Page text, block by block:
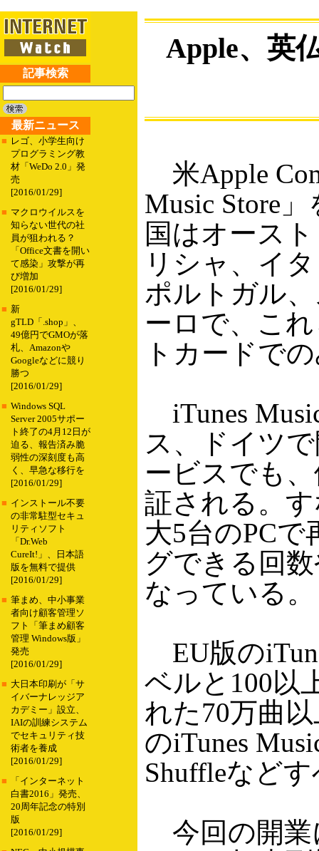
記事検索
最新ニュース
■ レゴ、小学生向け
プログラミング教
材「WeDo 2.0」発
売
[2016/01/29]
■ マクロウイルスを
知らない世代の社
員が狙われる？
「Office文書を開い
て感染」攻撃が再
び増加
[2016/01/29]
■ 新
gTLD「.shop」、
49億円でGMOが落
札、Amazonや
Googleなどに競り
勝つ
[2016/01/29]
■ Windows SQL
Server 2005サポー
ト終了の4月12日が
迫る、報告済み脆
弱性の深刻度も高
く、早急な移行を
[2016/01/29]
■ インストール不要
の非常駐型セキュ
リティソフト
「Dr.Web
CureIt!」、日本語
版を無料で提供
[2016/01/29]
■ 筆まめ、中小事業
者向け顧客管理ソ
フト「筆まめ顧客
管理 Windows版」
発売
[2016/01/29]
■ 大日本印刷が「サ
イバーナレッジア
カデミー」設立、
IAIの訓練システム
でセキュリティ技
術者を養成
[2016/01/29]
■
「インターネット
白書2016」発売、
20周年記念の特別
版
[2016/01/29]
Apple、英
米Apple
Music Store
国はオース
リシャ、イ
ポルトガル
ーロで、こ
トカードで
iTunes
ス、ドイツ
ービスでも
証される。
大5台のPC
グできる回
なっている。
EU版の
ベルと100以
れた70万曲
のiTunes
Shuffleなど
今回の開業